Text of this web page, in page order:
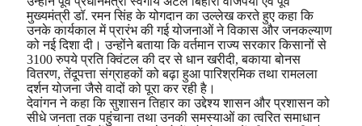
मुख्यमंत्री डॉ. रमन सिंह के योगदान का उल्लेख करते हुए कहा कि
उनके कार्यकाल में प्रारंभ की गई योजनाओं ने विकास और जनकल्याण
को नई दिशा दी। उन्होंने बताया कि वर्तमान राज्य सरकार किसानों से
3100 रुपये प्रति क्विंटल की दर से धान खरीदी, बकाया बोनस
वितरण, तेंदूपत्ता संग्राहकों को बढ़ा हुआ पारिश्रमिक तथा रामलला
दर्शन योजना जैसे वादों को पूरा कर रही है।
देवांगन ने कहा कि सुशासन तिहार का उद्देश्य शासन और प्रशासन को
सीधे जनता तक पहुंचाना तथा उनकी समस्याओं का त्वरित समाधान